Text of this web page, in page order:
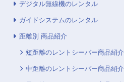
デジタル無線機のレンタル
ガイドシステムのレンタル
距離別 商品紹介
短距離のレントシーバー商品紹介
中距離のレントシーバー商品紹介